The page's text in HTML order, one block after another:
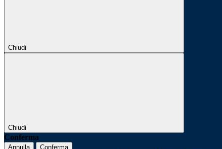
Chiudi
Chiudi
Conferma
Annulla Conferma